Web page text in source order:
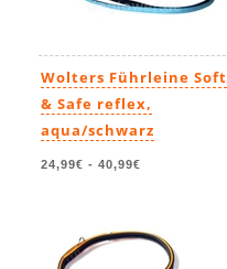
Wolters Führleine Soft
& Safe reflex,
aqua/schwarz
24,99€ - 40,99€